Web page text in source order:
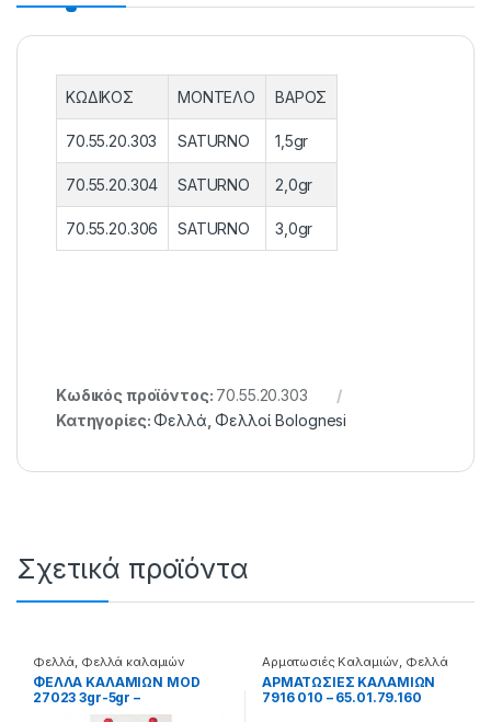
ΚΩΔΙΚΟΣ ΜΟΝΤΕΛΟ ΒΑΡΟΣ
70.55.20.303 SATURNO 1,5gr
70.55.20.304 SATURNO 2,0gr
70.55.20.306 SATURNO 3,0gr
Κωδικός προϊόντος: 70.55.20.303
Κατηγορίες:Φελλά ,Φελλοί Bolognesi
Σχετικά προϊόντα
Φελλά, Φελλά καλαμιών
Classic
ΦΕΛΛΑ ΚΑΛΑΜΙΩΝ MOD
27023 3gr-5gr –
70.22.30.513
Αρματωσιές Καλαμιών, Φελλά
ΑΡΜΑΤΩΣΙΕΣ ΚΑΛΑΜΙΩΝ
7916 010 – 65.01.79.160